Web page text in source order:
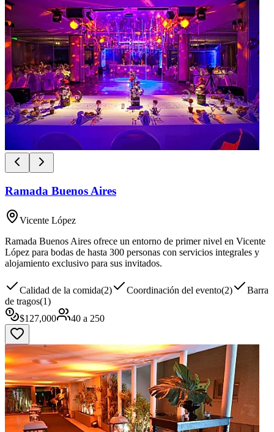
Ramada Buenos Aires
Vicente López
Ramada Buenos Aires ofrece un entorno de primer nivel en Vicente
López para bodas de hasta 300 personas con servicios integrales y
alojamiento exclusivo para sus invitados.
Calidad de la comida(2) Coordinación del evento(2)
Barra
de tragos(1)
$127,000 40 a 250